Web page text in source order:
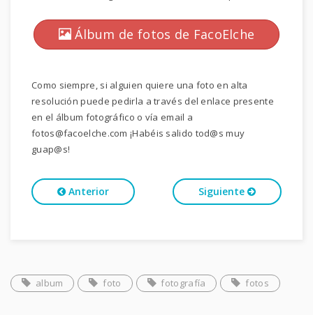
Álbum de fotos de FacoElche
Como siempre, si alguien quiere una foto en alta
resolución puede pedirla a través del enlace presente
en el álbum fotográfico o vía email a
fotos@facoelche.com ¡Habéis salido tod@s muy
guap@s!
Anterior Siguiente
album foto fotografía fotos